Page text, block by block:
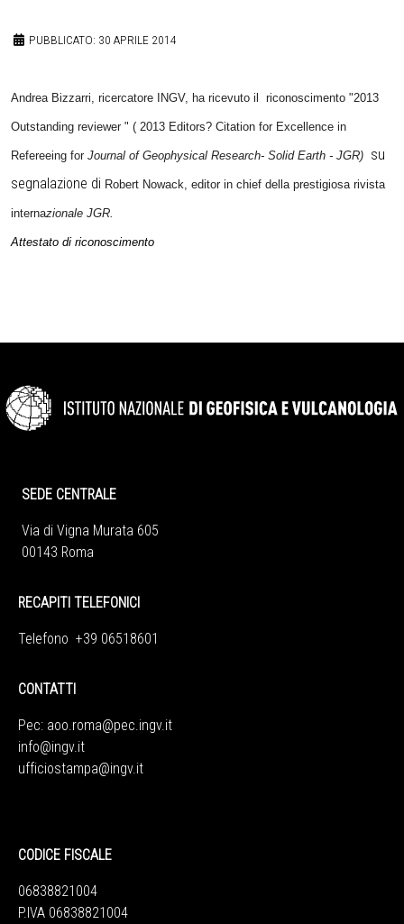
PUBBLICATO: 30 APRILE 2014
Andrea Bizzarri, ricercatore INGV, ha ricevuto il riconoscimento "2013
Outstanding reviewer " ( 2013 Editors? Citation for Excellence in
Refereeing for Journal of Geophysical Research- Solid Earth - JGR) su
segnalazione di Robert Nowack, editor in chief della prestigiosa rivista
internazionale JGR.
Attestato di riconoscimento
SEDE CENTRALE
Via di Vigna Murata 605
00143 Roma
RECAPITI TELEFONICI
Telefono +39 06518601
CONTATTI
Pec: aoo.roma@pec.ingv.it
info@ingv.it
ufficiostampa@ingv.it
CODICE FISCALE
06838821004
P.IVA 06838821004